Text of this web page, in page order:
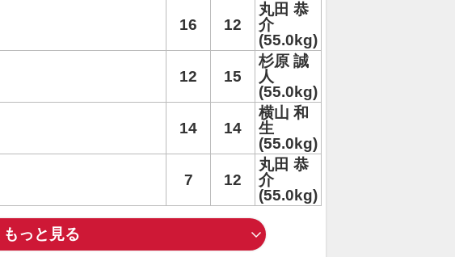
16 12
丸田 恭
介
(55.0kg)
12 15
杉原 誠
人
(55.0kg)
14 14
横山 和
生
(55.0kg)
7 12
丸田 恭
介
(55.0kg)
もっと見る